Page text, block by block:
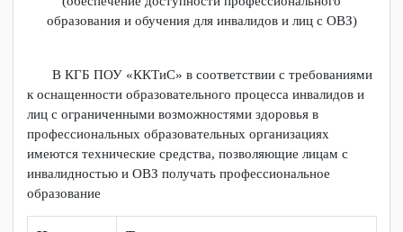
В каждом учебном корпусе есть аудитории,
приспособленные для обучающихся с ОВЗ и
проем, имеются специализированные учебные столы для
студентов с нарушениями опорно-двигательного
аппарата, специальные компьютеры и другое необходимое
оборудование.
НАЛИЧИЕ В КГБ ПОУ ККТИС СПЕЦИАЛЬНЫХ
УСЛОВИЙ ДЛЯ ПОЛУЧЕНИЯ ОБРАЗОВАНИЯ
ОБУЧАЮЩИМИСЯ – ИНВАЛИДАМИ И